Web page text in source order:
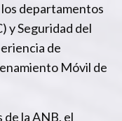
departamentos
y Seguridad del
de
Móvil de
la ANB, el